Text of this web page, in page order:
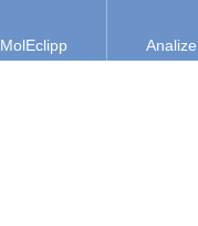
MolEclipp Analize